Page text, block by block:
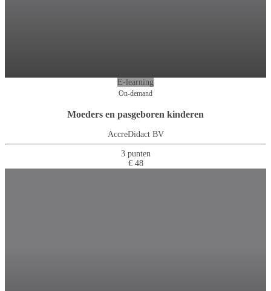
E-learning
On-demand
Moeders en pasgeboren kinderen
AccreDidact BV
3 punten
€ 48